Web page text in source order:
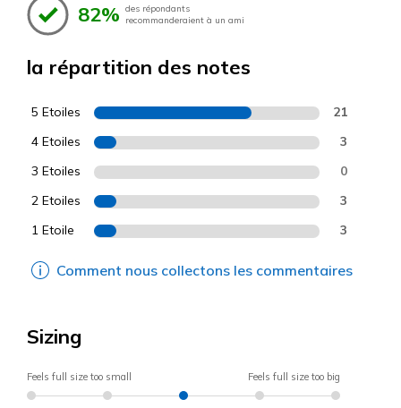
82% des répondants
recommanderaient à un ami
la répartition des notes
5 Etoiles 21
4 Etoiles 3
3 Etoiles 0
2 Etoiles 3
1 Etoile 3
Comment nous collectons les commentaires
Sizing
Feels full size too small Feels full size too big